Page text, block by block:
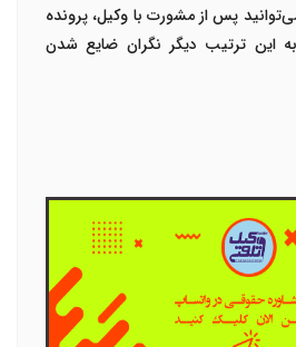
پس از مشورت با وکیل، پرونده
این ترتیب دیگر نگران ضایع شدن